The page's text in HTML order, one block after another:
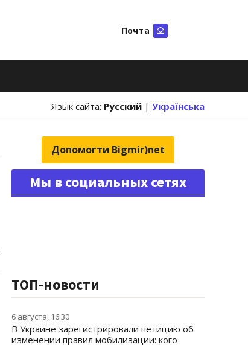
Почта
Язык сайта: Русский | Українська
Допомогти Bigmir)net
Мы в социальных сетях
ТОП-новости
6 августа, 16:30
В Украине зарегистрировали петицию об
изменении правил мобилизации: кого